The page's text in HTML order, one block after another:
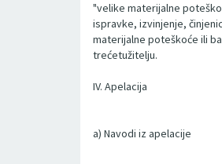
"velike materijalne
ispravke, izvinjenje,
materijalne poteškoće ili
trećetužitelju.
IV. Apelacija
a) Navodi iz apelacije